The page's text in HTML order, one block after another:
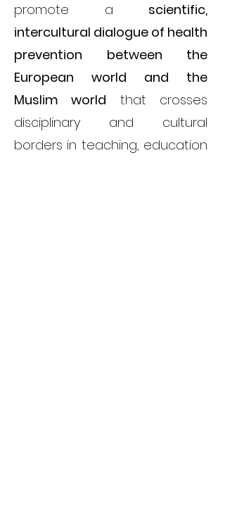
promote a scientific,
intercultural dialogue of health
prevention between the
European world and the
Muslim world that crosses
disciplinary and cultural
borders in teaching, education